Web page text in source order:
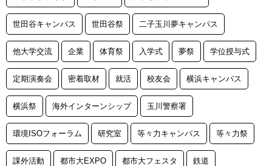
世田谷キャンパス 世田谷祭 二子玉川夢キャンパス
他大学交流 企業 体育祭 入学式 夢祭 学位授与式
定期演奏会 密着取材 就活 校友会 横浜キャンパス
横浜祭 海外インターンシップ 玉川警察署
環境ISOフォーラム 研究室 等々力キャンパス 等々力祭
課外活動 都市大EXPO 都市大フェスタ 鉄道